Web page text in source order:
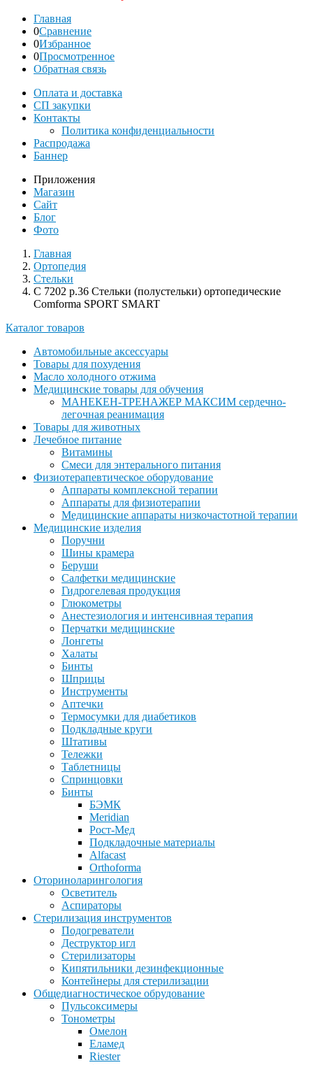
Главная
0Сравнение
0Избранное
0Просмотренное
Обратная связь
Оплата и доставка
СП закупки
Контакты
Политика конфиденциальности
Распродажа
Баннер
Приложения
Магазин
Сайт
Блог
Фото
Главная
Ортопедия
Стельки
С 7202 р.36 Стельки (полустельки) ортопедические
Comforma SPORT SMART
Каталог товаров
Автомобильные аксессуары
Товары для похудения
Масло холодного отжима
Медицинские товары для обучения
МАНЕКЕН-ТРЕНАЖЕР МАКСИМ сердечно-
легочная реанимация
Товары для животных
Лечебное питание
Витамины
Смеси для энтерального питания
Физиотерапевтическое оборудование
Аппараты комплексной терапии
Аппараты для физиотерапии
Медицинские аппараты низкочастотной терапии
Медицинские изделия
Поручни
Шины крамера
Беруши
Салфетки медицинские
Гидрогелевая продукция
Глюкометры
Анестезиология и интенсивная терапия
Перчатки медицинские
Лонгеты
Халаты
Бинты
Шприцы
Инструменты
Аптечки
Термосумки для диабетиков
Подкладные круги
Штативы
Тележки
Таблетницы
Спринцовки
Бинты
БЭМК
Meridian
Рост-Мед
Подкладочные материалы
Alfacast
Orthoforma
Оториноларингология
Осветитель
Аспираторы
Стерилизация инструментов
Подогреватели
Деструктор игл
Стерилизаторы
Кипятильники дезинфекционные
Контейнеры для стерилизации
Общедиагностическое обрудование
Пульсоксимеры
Тонометры
Омелон
Еламед
Riester